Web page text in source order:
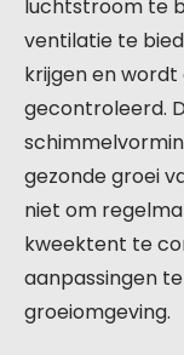
luchtstroom te
ventilatie te
krijgen en
gecontroleerd.
gezonde groei
niet om
kweektent te
aanpassingen
groeiomgeving.